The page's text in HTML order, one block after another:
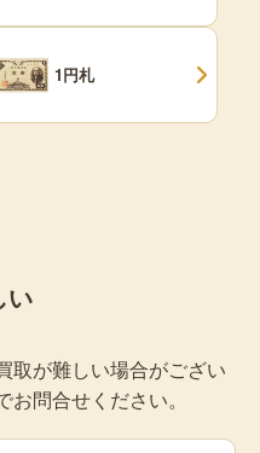
1円札
い
取が難しい場合がござい
問合せください。